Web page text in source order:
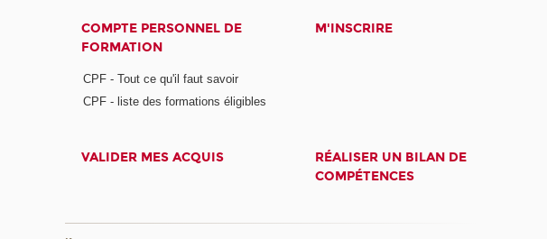
COMPTE PERSONNEL DE
FORMATION
CPF - Tout ce qu'il faut savoir
CPF - liste des formations éligibles
M'INSCRIRE
VALIDER MES ACQUIS
RÉALISER UN BILAN DE
COMPÉTENCES